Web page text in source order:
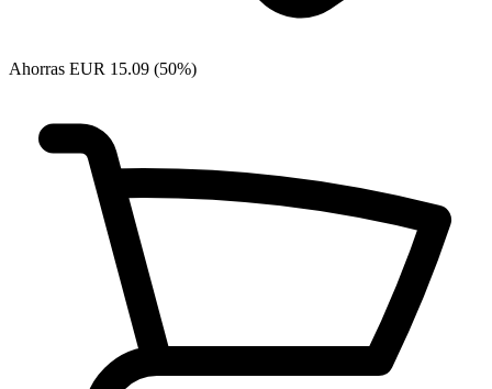
Ahorras EUR 15.09 (50%)